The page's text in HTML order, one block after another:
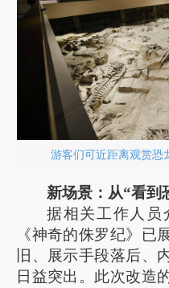
游客们可近距离观赏恐
新场景：从“看到
据相关工作人员
《神奇的侏罗纪》已
旧、展示手段落后、
日益突出。此次改造